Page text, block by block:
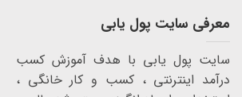
معرفی سایت پول یابی
سایت پول یابی با هدف آموزش کسب
درآمد اینترنتی ، کسب و کار خانگی ،